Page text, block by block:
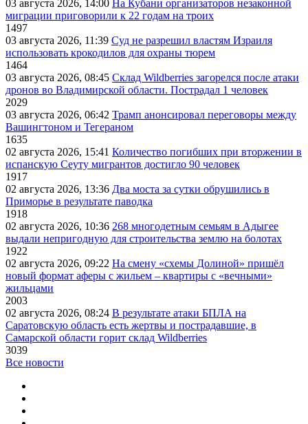
03 августа 2026, 14:00 На Кубани организаторов незаконной
миграции приговорили к 22 годам на троих
1497
03 августа 2026, 11:39 Суд не разрешил властям Израиля
использовать крокодилов для охраны тюрем
1464
03 августа 2026, 08:45 Склад Wildberries загорелся после атаки
дронов во Владимирской области. Пострадал 1 человек
2029
03 августа 2026, 06:42 Трамп анонсировал переговоры между
Вашингтоном и Тегераном
1635
02 августа 2026, 15:41 Количество погибших при вторжении в
испанскую Сеуту мигрантов достигло 90 человек
1917
02 августа 2026, 13:36 Два моста за сутки обрушились в
Приморье в результате паводка
1918
02 августа 2026, 10:36 268 многодетным семьям в Адыгее
выдали непригодную для строительства землю на болотах
1922
02 августа 2026, 09:22 На смену «схемы Долиной» пришёл
новый формат аферы с жильем – квартиры с «вечными»
жильцами
2003
02 августа 2026, 08:24 В результате атаки БПЛА на
Саратовскую область есть жертвы и пострадавшие, в
Самарской области горит склад Wildberries
3039
Все новости